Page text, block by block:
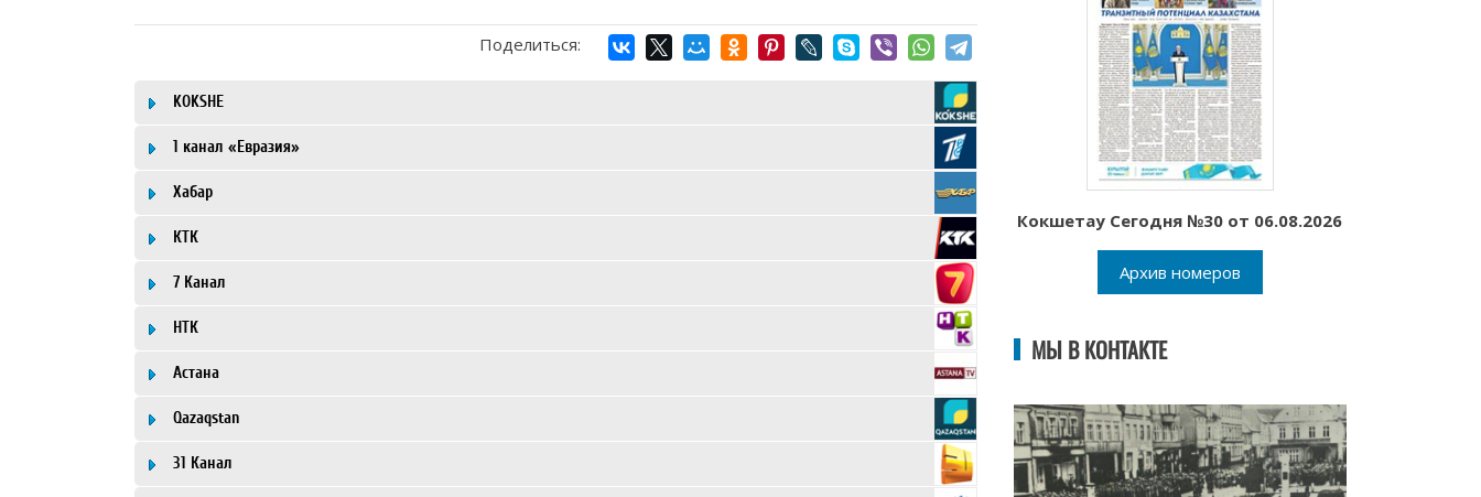
Поделиться:
KOKSHE
1 канал «Евразия»
Хабар
КТК
7 Канал
НТК
Астана
Qazaqstan
31 Канал
Кокшетау Сегодня №30 от 06.08.2026
Архив номеров
МЫ В КОНТАКТЕ